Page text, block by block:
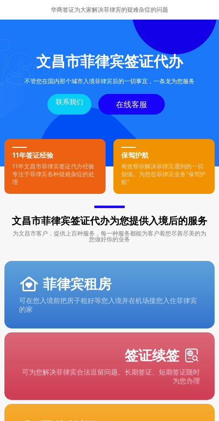
华商签证为大家解决菲律宾的疑难杂症的问题
文昌市菲律宾签证代办
不管您在国内那个城市入境菲律宾后的一切事宜，一条龙为您服务
联系我们 在线客服
11年签证经验
11年文昌市菲律宾签证代办经验
专注于菲律宾各种疑难杂症的处
理
保驾护航
有效帮你解决菲律宾遇到的一切
烦恼。为您在菲律宾业务“保驾护
航”
文昌市菲律宾签证代办为您提供入境后的服务
为文昌市客户，提供上百种服务，每一种服务都能为客户着想尽善尽美的为
您做好你的业务
菲律宾租房
可在您入境前把房子租好等您入境并在机场接您入住菲律宾
的家
签证续签
可为您解决菲律宾合法逗留问题、长期签证、短期签证随时
为您办理